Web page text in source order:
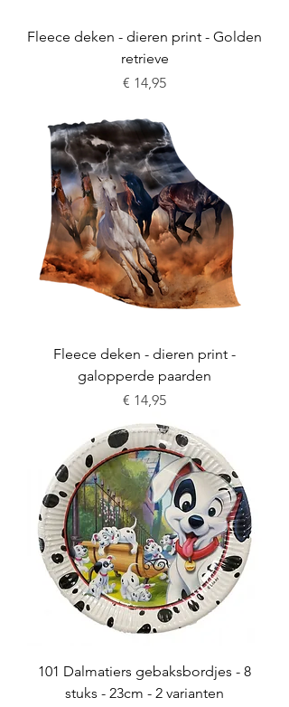
Fleece deken - dieren print - Golden
retrieve
Prijs
€ 14,95
Fleece deken - dieren print -
galopperde paarden
Prijs
€ 14,95
101 Dalmatiers gebaksbordjes - 8
stuks - 23cm - 2 varianten